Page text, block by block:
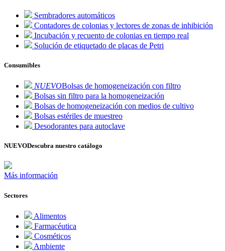
Sembradores automáticos
Contadores de colonias y lectores de zonas de inhibición
Incubación y recuento de colonias en tiempo real
Solución de etiquetado de placas de Petri
Consumibles
NUEVOBolsas de homogeneización con filtro
Bolsas sin filtro para la homogeneización
Bolsas de homogeneización con medios de cultivo
Bolsas estériles de muestreo
Desodorantes para autoclave
NUEVODescubra nuestro catálogo
Más información
Sectores
Alimentos
Farmacéutica
Cosméticos
Ambiente